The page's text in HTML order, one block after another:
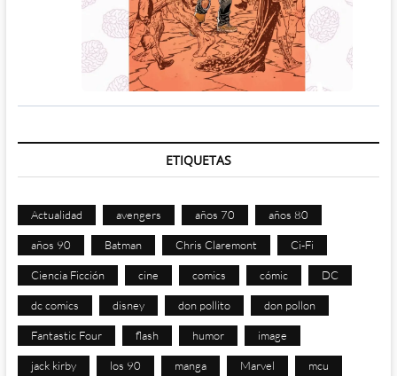
ETIQUETAS
Actualidad avengers años 70 años 80
años 90 Batman Chris Claremont Ci-Fi
Ciencia Ficción cine comics cómic DC
dc comics disney don pollito don pollon
Fantastic Four flash humor image
jack kirby los 90 manga Marvel mcu